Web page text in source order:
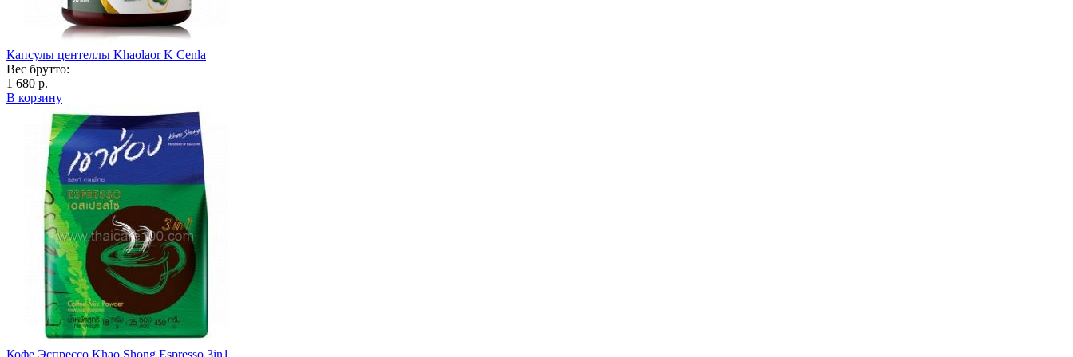
Капсулы центеллы Khaolaor K Cenla
Вес брутто:
1 680 р.
В корзину
Кофе Эспрессо Khao Shong Espresso 3in1